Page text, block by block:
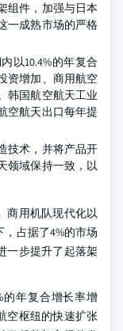
组件，加强与日本
一成熟市场的严格
以10.4%的年复合
资增加、商用航空
韩国航空航天工业
空航天出口每年提
技术，并将产品开
领域保持一致，以
商用机队现代化以
占据了4%的市场
一步提升了起落架
的年复合增长率增
空枢纽的快速扩张